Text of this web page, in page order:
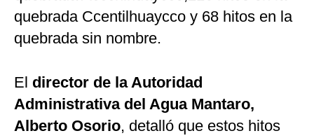
quebrada Ccentilhuaycco y 68 hitos en la
quebrada sin nombre.
El director de la Autoridad
Administrativa del Agua Mantaro,
Alberto Osorio, detalló que estos hitos